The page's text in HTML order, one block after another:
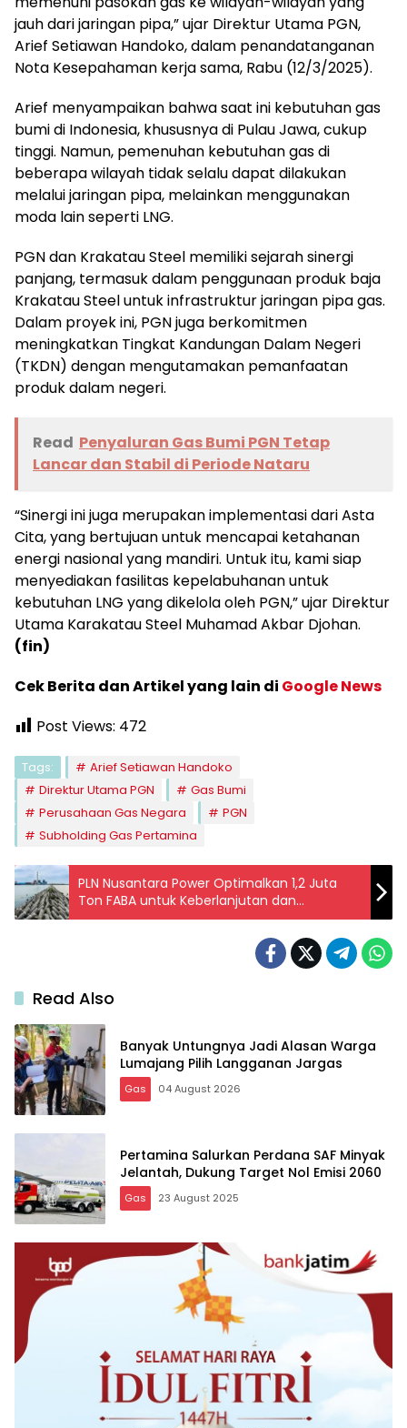
jauh dari jaringan pipa,” ujar Direktur Utama PGN,
Arief Setiawan Handoko, dalam penandatanganan
Nota Kesepahaman kerja sama, Rabu (12/3/2025).
Arief menyampaikan bahwa saat ini kebutuhan gas
bumi di Indonesia, khususnya di Pulau Jawa, cukup
tinggi. Namun, pemenuhan kebutuhan gas di
beberapa wilayah tidak selalu dapat dilakukan
melalui jaringan pipa, melainkan menggunakan
moda lain seperti LNG.
PGN dan Krakatau Steel memiliki sejarah sinergi
panjang, termasuk dalam penggunaan produk baja
Krakatau Steel untuk infrastruktur jaringan pipa gas.
Dalam proyek ini, PGN juga berkomitmen
meningkatkan Tingkat Kandungan Dalam Negeri
(TKDN) dengan mengutamakan pemanfaatan
produk dalam negeri.
Read Penyaluran Gas Bumi PGN Tetap
Lancar dan Stabil di Periode Nataru
“Sinergi ini juga merupakan implementasi dari Asta
Cita, yang bertujuan untuk mencapai ketahanan
energi nasional yang mandiri. Untuk itu, kami siap
menyediakan fasilitas kepelabuhanan untuk
kebutuhan LNG yang dikelola oleh PGN,” ujar Direktur
Utama Karakatau Steel Muhamad Akbar Djohan.
(fin)
Cek Berita dan Artikel yang lain di Google News
Post Views: 472
Tags:
Arief Setiawan Handoko
Direktur Utama PGN
Gas Bumi
Perusahaan Gas Negara
PGN
Subholding Gas Pertamina
PLN Nusantara Power Optimalkan 1,2 Juta
Ton FABA untuk Keberlanjutan dan
Kesejahteraan Masyarakat
Read Also
Banyak Untungnya Jadi Alasan Warga
Lumajang Pilih Langganan Jargas
Gas 04 August 2026
Pertamina Salurkan Perdana SAF Minyak
Jelantah, Dukung Target Nol Emisi 2060
Gas 23 August 2025